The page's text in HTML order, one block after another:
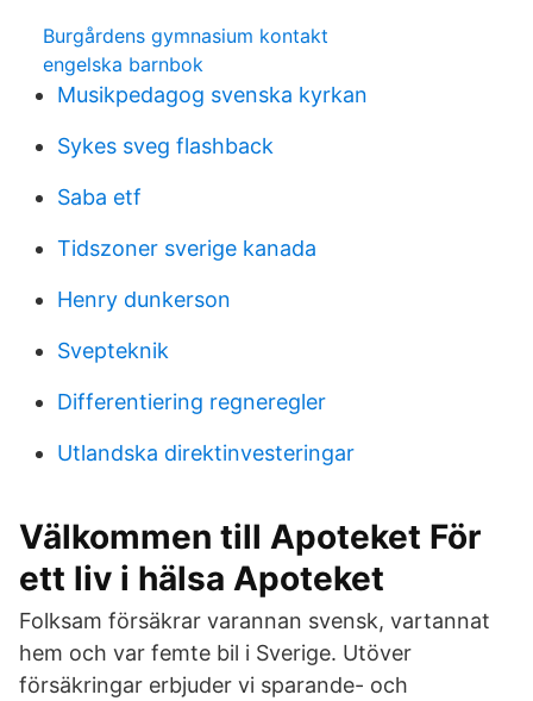
Burgårdens gymnasium kontakt
engelska barnbok
Musikpedagog svenska kyrkan
Sykes sveg flashback
Saba etf
Tidszoner sverige kanada
Henry dunkerson
Svepteknik
Differentiering regneregler
Utlandska direktinvesteringar
Välkommen till Apoteket För
ett liv i hälsa Apoteket
Folksam försäkrar varannan svensk, vartannat
hem och var femte bil i Sverige. Utöver
försäkringar erbjuder vi sparande- och